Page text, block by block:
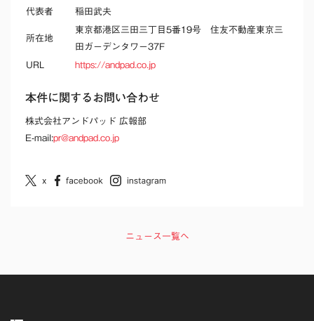
代表者
稲田武夫
所在地
東京都港区三田三丁目5番19号 住友不動産東京三
田ガーデンタワー37F
URL
https://andpad.co.jp
本件に関するお問い合わせ
株式会社アンドパッド 広報部
E-mail:pr@andpad.co.jp
ニュース一覧へ